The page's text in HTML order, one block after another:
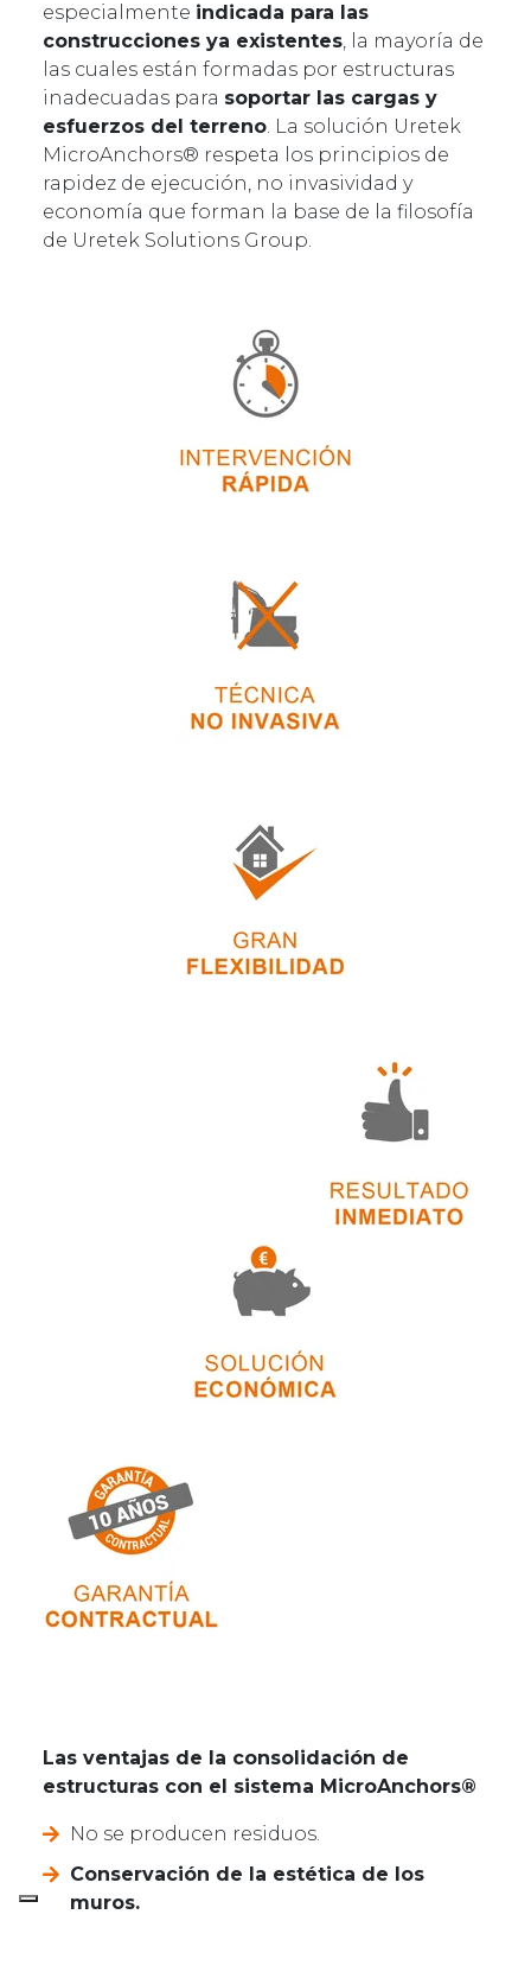
especialmente indicada para las
construcciones ya existentes, la mayoría de
las cuales están formadas por estructuras
inadecuadas para soportar las cargas y
esfuerzos del terreno. La solución Uretek
MicroAnchors® respeta los principios de
rapidez de ejecución, no invasividad y
economía que forman la base de la filosofía
de Uretek Solutions Group.
Las ventajas de la consolidación de
estructuras con el sistema MicroAnchors®
No se producen residuos.
Conservación de la estética de los
muros.